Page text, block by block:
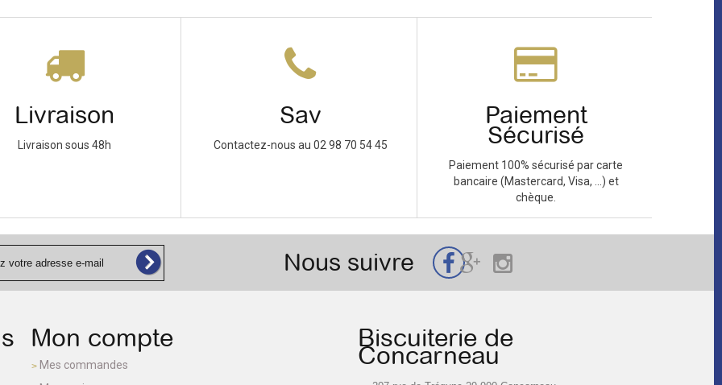
Livraison
Livraison sous 48h
Sav
Contactez-nous au 02 98 70 54 45
Paiement
Sécurisé
Paiement 100% sécurisé par carte
bancaire (Mastercard, Visa, ...) et
chèque.
Nous suivre
Mon compte
Mes commandes
Biscuiterie de
Concarneau